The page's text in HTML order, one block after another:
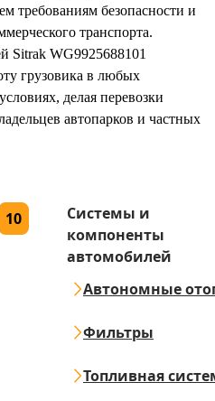
требованиям безопасности и
транспорта.
Sitrak WG9925688101
грузовика в любых
делая перевозки
автопарков и частных
10
Системы и
компоненты
автомобилей
Автономные
Фильтры
Топливная